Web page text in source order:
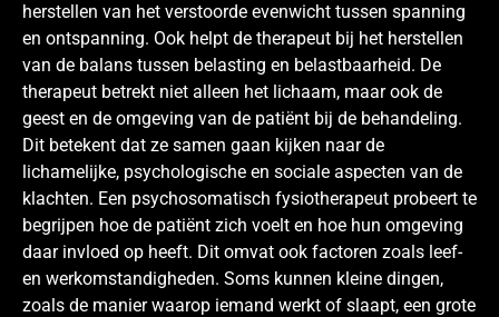
herstellen van het verstoorde evenwicht tussen spanning
en ontspanning. Ook helpt de therapeut bij het herstellen
van de balans tussen belasting en belastbaarheid. De
therapeut betrekt niet alleen het lichaam, maar ook de
geest en de omgeving van de patiënt bij de behandeling.
Dit betekent dat ze samen gaan kijken naar de
lichamelijke, psychologische en sociale aspecten van de
klachten. Een psychosomatisch fysiotherapeut probeert te
begrijpen hoe de patiënt zich voelt en hoe hun omgeving
daar invloed op heeft. Dit omvat ook factoren zoals leef-
en werkomstandigheden. Soms kunnen kleine dingen,
zoals de manier waarop iemand werkt of slaapt, een grote